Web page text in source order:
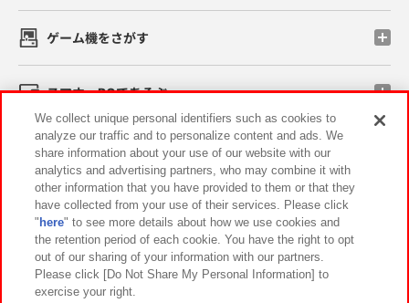
ゲーム機をさがす
スマホ・PCであそぶ
イベント・キャンペーン
関連会社 サステナビリティ サイトポリシー
プライバシーポリシー ウェブアクセシビリティ方針と検証結果
お取引先さまとともに
We collect unique personal identifiers such as cookies to
analyze our traffic and to personalize content and ads. We
share information about your use of our website with our
analytics and advertising partners, who may combine it with
other information that you have provided to them or that they
have collected from your use of their services. Please click
" here" to see more details about how we use cookies and
the retention period of each cookie. You have the right to opt
out of our sharing of your information with our partners.
Please click [Do Not Share My Personal Information] to
exercise your right.